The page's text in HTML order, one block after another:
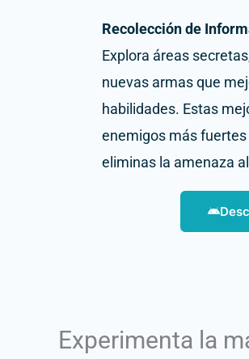
Recolección de
Explora áreas
nuevas armas que
habilidades. Estas
enemigos más
eliminas la amenaza
Experimenta la